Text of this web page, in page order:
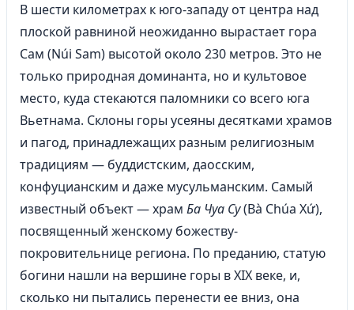
В шести километрах к юго-западу от центра над
плоской равниной неожиданно вырастает гора
Сам (Núi Sam) высотой около 230 метров. Это не
только природная доминанта, но и культовое
место, куда стекаются паломники со всего юга
Вьетнама. Склоны горы усеяны десятками храмов
и пагод, принадлежащих разным религиозным
традициям — буддистским, даосским,
конфуцианским и даже мусульманским. Самый
известный объект — храм Ба Чуа Су(Bà Chúa Xứ),
посвященный женскому божеству-
покровительнице региона. По преданию, статую
богини нашли на вершине горы в XIX веке, и,
сколько ни пытались перенести ее вниз, она